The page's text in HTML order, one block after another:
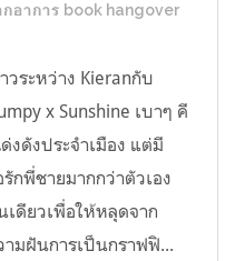
อาการ book hangover
วระหว่าง Kieranกับ
x Sunshine เบาๆ คี
งดังประจำเมือง แต่มี
กพี่ชายมากกว่าตัวเอง
ดียวเพื่อให้หลุดจาก
มฝันการเป็นกราฟฟิ...